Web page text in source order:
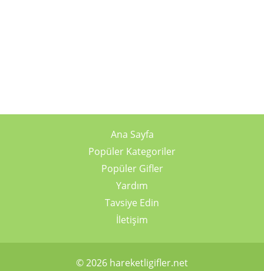
Ana Sayfa
Popüler Kategoriler
Popüler Gifler
Yardım
Tavsiye Edin
İletişim
© 2026 hareketligifler.net